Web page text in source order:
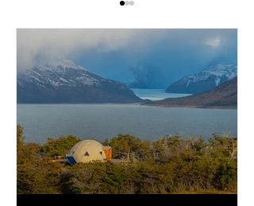
La enoteca Summer
Beer Series reunirá
exclusivas cervezas de
especialidad en un
evento abierto al público